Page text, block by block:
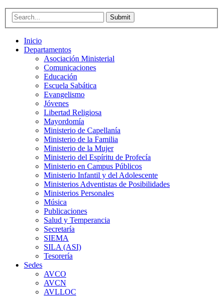
Submit
Inicio
Departamentos
Asociación Ministerial
Comunicaciones
Educación
Escuela Sabática
Evangelismo
Jóvenes
Libertad Religiosa
Mayordomía
Ministerio de Capellanía
Ministerio de la Familia
Ministerio de la Mujer
Ministerio del Espíritu de Profecía
Ministerio en Campus Públicos
Ministerio Infantil y del Adolescente
Ministerios Adventistas de Posibilidades
Ministerios Personales
Música
Publicaciones
Salud y Temperancia
Secretaría
SIEMA
SILA (ASI)
Tesorería
Sedes
AVCO
AVCN
AVLLOC